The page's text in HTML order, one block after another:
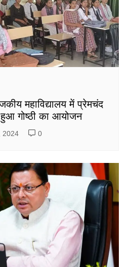
महाविद्यालय में प्रेमचंद
गोष्ठी का आयोजन
2024 0